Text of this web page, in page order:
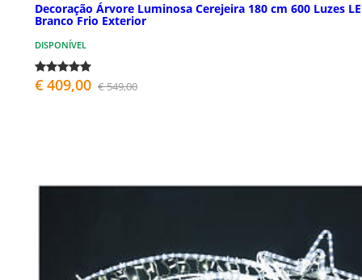
Decoração Árvore Luminosa Cerejeira 180 cm 600 Luzes
Branco Frio Exterior
DISPONÍVEL
€ 409,00 € 549,00